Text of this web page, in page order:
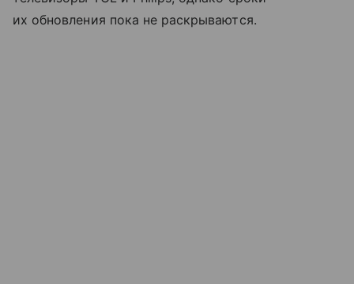
их обновления пока не раскрываются.